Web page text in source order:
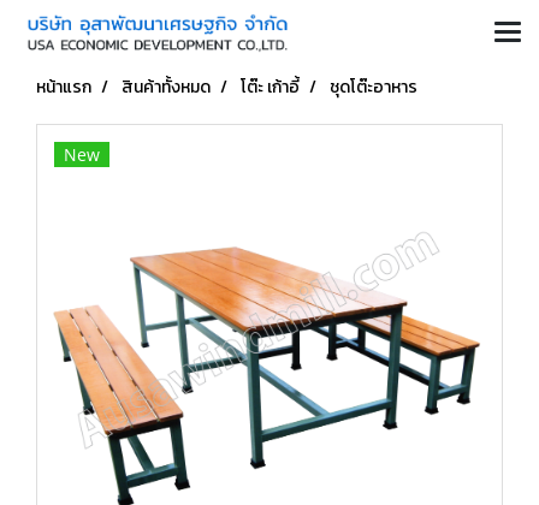
หน้าแรก สินค้าทั้งหมด โต๊ะ เก้าอี้ ชุดโต๊ะอาหาร
New